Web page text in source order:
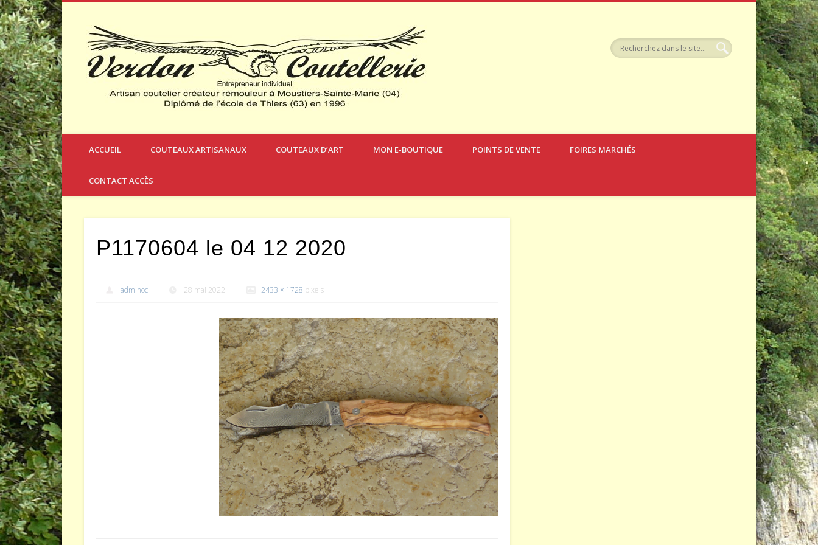
Créateur et Fabricant de Couteaux à Thèmes
ACCUEIL COUTEAUX ARTISANAUX COUTEAUX D’ART MON E-BOUTIQUE POINTS DE VENTE FOIRES MARCHÉS
CONTACT ACCÈS
P1170604 le 04 12 2020
adminoc 28 mai 2022 2433 × 1728 pixels